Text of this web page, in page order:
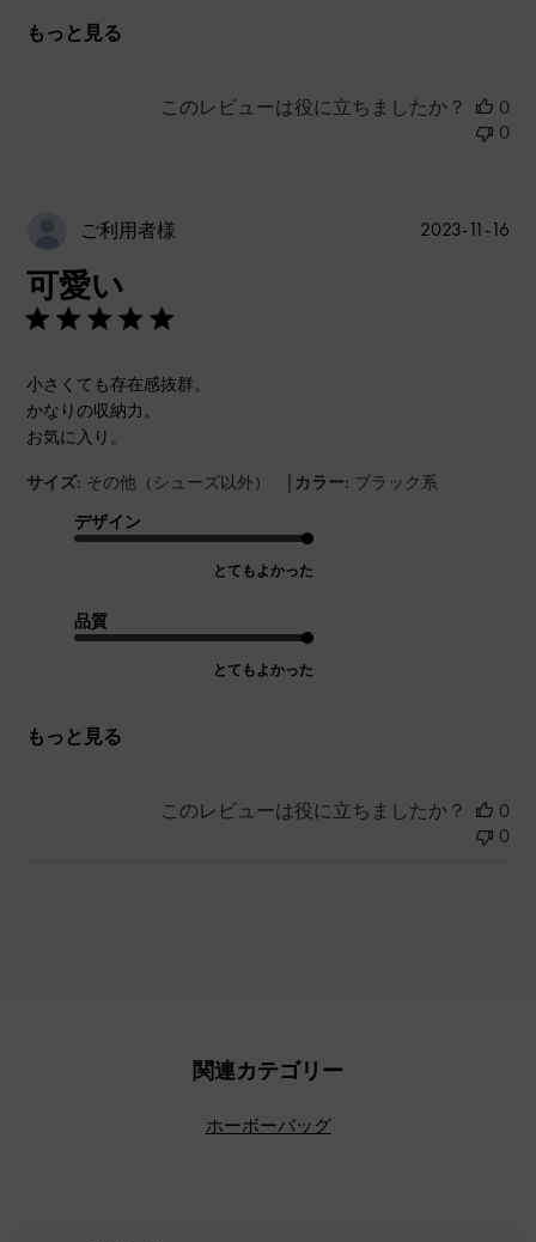
もっと見る
このレビューは役に立ちましたか？
0
0
ご利用者様
可愛い
小さくても存在感抜群。
かなりの収納力。
お気に入り。
サイズ: その他（シューズ以外） | カラー: ブラック系
デザイン
とてもよかった
品質
とてもよかった
もっと見る
公
2023-11-16
このレビューは役に立ちましたか？
0
0
関連カテゴリー
ホーボーバッグ